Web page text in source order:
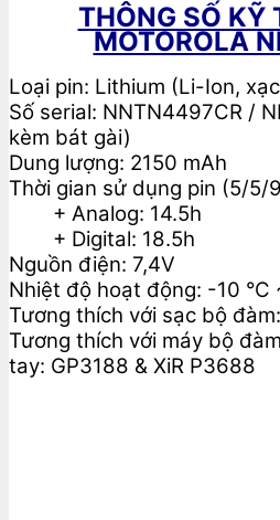
THÔNG SỐ KỸ
MOTOROLA
Loại pin: Lithium (Li-Ion,
Số serial: NNTN4497CR /
kèm bát gài)
Dung lượng: 2150 mAh
Thời gian sử dụng pin (5/5/
+ Analog: 14.5h
+ Digital: 18.5h
Nguồn điện: 7,4V
Nhiệt độ hoạt động: -10 °C
Tương thích với sạc bộ
Tương thích với máy bộ
tay: GP3188 & XiR P3688